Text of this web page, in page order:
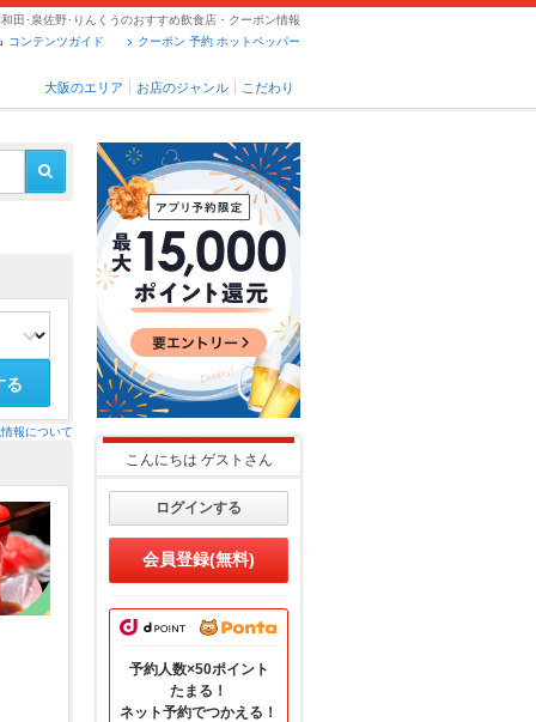
田･泉佐野･りんくうのおすすめ飲食店・クーポン情報
クーポン 予約 ホットペッパー
コンテンツガイド
大阪のエリア お店のジャンル こだわり
る
報について
こんにちは ゲスト さん
ログインする
会員登録(無料)
予約人数×50ポイント
たまる！
ネット予約でつかえる！